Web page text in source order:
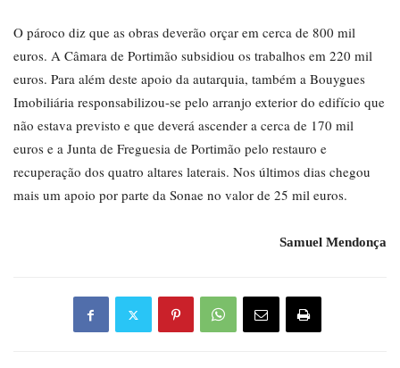
O pároco diz que as obras deverão orçar em cerca de 800 mil
euros. A Câmara de Portimão subsidiou os trabalhos em 220 mil
euros. Para além deste apoio da autarquia, também a Bouygues
Imobiliária responsabilizou-se pelo arranjo exterior do edifício que
não estava previsto e que deverá ascender a cerca de 170 mil
euros e a Junta de Freguesia de Portimão pelo restauro e
recuperação dos quatro altares laterais. Nos últimos dias chegou
mais um apoio por parte da Sonae no valor de 25 mil euros.
Samuel Mendonça